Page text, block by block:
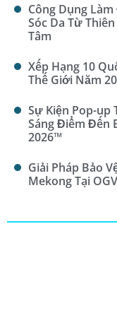
Công Dụng
Sóc Da Từ
Tâm
Xếp Hạng 10
Thế Giới Năm
Sự Kiện Pop-up
Sáng Điểm Đến
2026™
Giải Pháp Bảo
Mekong Tại